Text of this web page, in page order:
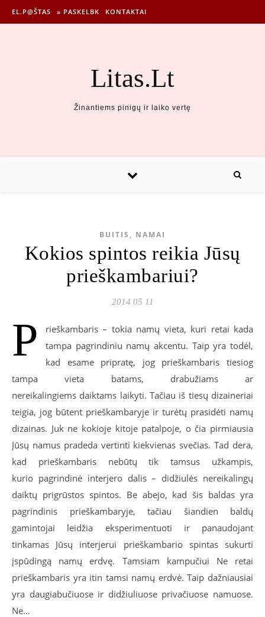
EL.P@ŠTAS » PASKELBK KONTAKTAI
Litas.Lt
Žinantiems pinigų ir laiko vertę
BUITIS, NAMAI
Kokios spintos reikia Jūsų
prieškambariui?
2014 05 11
P
rieškambaris – tokia namų vieta, kuri retai kada
tampa pagrindiniu namų akcentu. Taip yra todėl,
kad esame pripratę, jog prieškambaris tiesiog
tampa vieta batams, drabužiams ar
nereikalingiems daiktams laikyti. Tačiau iš tiesų dizaineriai
teigia, jog būtent prieškambaryje ir turėtų prasidėti namų
dizainas. Juk ne kokioje kitoje patalpoje, o čia pirmiausia
Jūsų namus pradeda vertinti kiekvienas svečias. Tad dera,
kad prieškambaris nebūtų tik tamsus užkampis,
kurio pagrindinė interjero dalis – didžiulės nereikalingų
daiktų prigrūstos spintos. Be abejo, kad šis baldas yra
pagrindinis prieškambaryje, tačiau šiandien baldų
gamintojai leidžia eksperimentuoti ir panaudojant
tinkamas Jūsų interjerui prieškambario spintas sukurti
įspūdingą namų erdvę. Tamsiam kampučiui Ne retai
prieškambaris yra itin tamsi namų erdvė. Taip dažniausiai
yra daugiabučiuose ir didžiuliuose privačiuose namuose.
Ne…